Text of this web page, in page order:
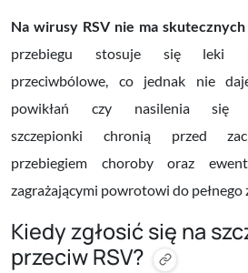
Na wirusy RSV nie ma
przebiegu stosuje się leki
przeciwbólowe, co jednak nie
powikłań czy nasilenia się
szczepionki chronią przed
przebiegiem choroby oraz
zagrażającymi powrotowi do pełnego
Kiedy zgłosić się na
przeciw RSV?